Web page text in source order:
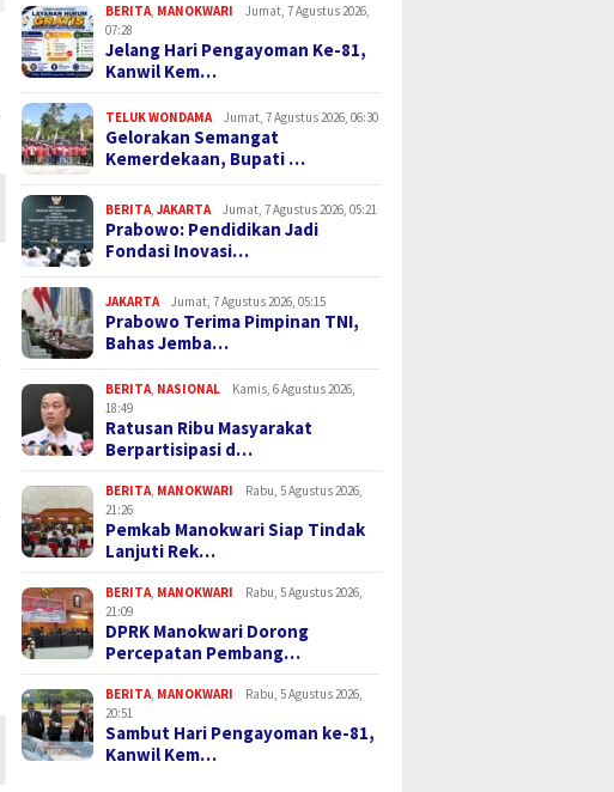
BERITA MANOKWARI
Jumat, 7 Agustus 2026,
07:28
Jelang Hari Pengayoman Ke-81,
Kanwil Kem…
TELUK WONDAMA Jumat, 7 Agustus 2026, 06:30
Gelorakan Semangat
Kemerdekaan, Bupati …
BERITA ,JAKARTA Jumat, 7 Agustus 2026, 05:21
Prabowo: Pendidikan Jadi
Fondasi Inovasi…
JAKARTA Jumat, 7 Agustus 2026, 05:15
Prabowo Terima Pimpinan TNI,
Bahas Jemba…
BERITA NASIONAL
Kamis, 6 Agustus 2026,
18:49
Ratusan Ribu Masyarakat
Berpartisipasi d…
BERITA MANOKWARI
Rabu, 5 Agustus 2026,
21:26
Pemkab Manokwari Siap Tindak
Lanjuti Rek…
BERITA MANOKWARI
Rabu, 5 Agustus 2026,
21:09
DPRK Manokwari Dorong
Percepatan Pembang…
BERITA MANOKWARI
Rabu, 5 Agustus 2026,
20:51
Sambut Hari Pengayoman ke-81,
Kanwil Kem…